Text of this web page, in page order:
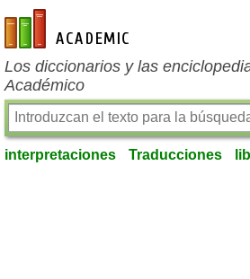
es-academic.com
Los diccionarios y las
Académico
interpretaciones Traducciones